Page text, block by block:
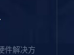
件解决方